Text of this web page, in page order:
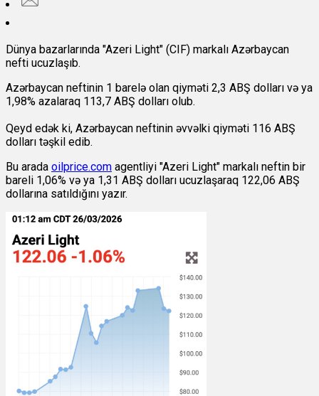
Dünya bazarlarında "Azeri Light" (CIF) markalı Azərbaycan
nefti ucuzlaşıb.
Azərbaycan neftinin 1 barelə olan qiyməti 2,3 ABŞ dolları və ya
1,98% azalaraq 113,7 ABŞ dolları olub.
Qeyd edək ki, Azərbaycan neftinin əvvəlki qiyməti 116 ABŞ
dolları təşkil edib.
Bu arada oilprice.com agentliyi "Azeri Light" markalı neftin bir
bareli 1,06% və ya 1,31 ABŞ dolları ucuzlaşaraq 122,06 ABŞ
dollarına satıldığını yazır.